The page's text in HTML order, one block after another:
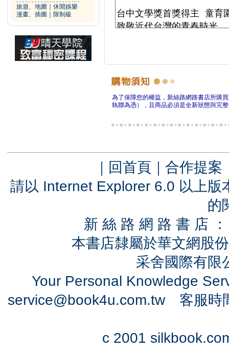
旅遊、地圖
休閒娛樂
漫畫、插圖
限制級
為了保障您的權益，新絲路網路書店所購
執聯為憑），且商品必須是全新狀態與完
｜ 回首頁 ｜ 合作提案
請以 Internet Explorer 6.0 以上
的
新 絲 路 網 路 書 店
本書店隸屬於華文網股
采舍國際有
Your Personal Knowledge
service@book4u.com.tw客服時
c 2001